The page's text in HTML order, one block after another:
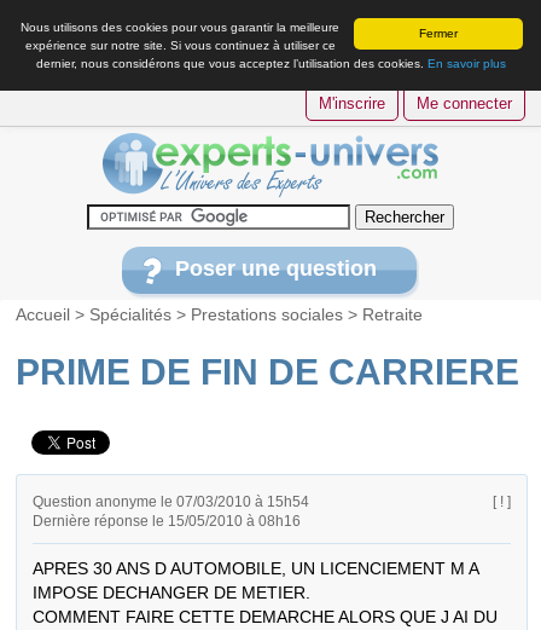
Fermer
Nous utilisons des cookies pour vous garantir la meilleure
expérience sur notre site. Si vous continuez à utiliser ce
dernier, nous considérons que vous acceptez l’utilisation des cookies. En savoir plus
M'inscrire Me connecter
Poser une question
Accueil > Spécialités > Prestations sociales > Retraite
PRIME DE FIN DE CARRIERE
Question anonyme le 07/03/2010 à 15h54
Dernière réponse le 15/05/2010 à 08h16
[ ! ]
APRES 30 ANS D AUTOMOBILE, UN LICENCIEMENT M A
IMPOSE DECHANGER DE METIER.
COMMENT FAIRE CETTE DEMARCHE ALORS QUE J AI DU